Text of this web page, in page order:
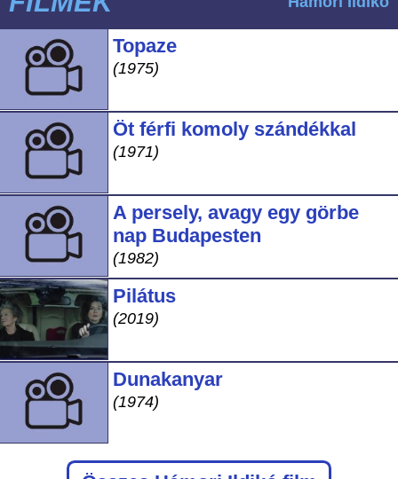
Topaze
(1975)
Öt férfi komoly szándékkal
(1971)
A persely, avagy egy görbe
nap Budapesten
(1982)
Pilátus
(2019)
Dunakanyar
(1974)